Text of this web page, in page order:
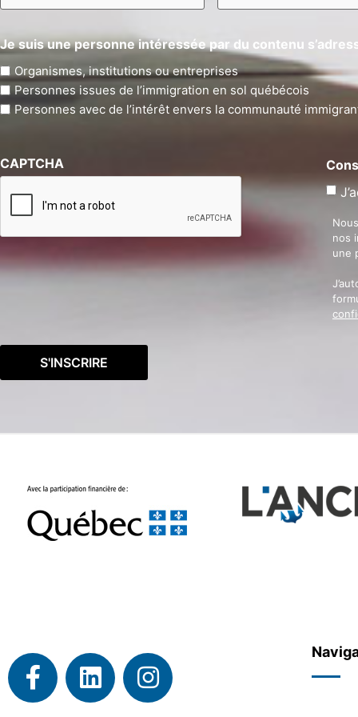
Je suis une personne intéressée par du contenu
Organismes, institutions ou entreprises
Personnes issues de l’immigration en sol québécois
Personnes avec de l’intérêt envers la communauté
CAPTCHA
nos
une